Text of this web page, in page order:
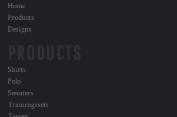
Home
Products
Designs
Shirts
Polo
Sweaters
Trainingssets